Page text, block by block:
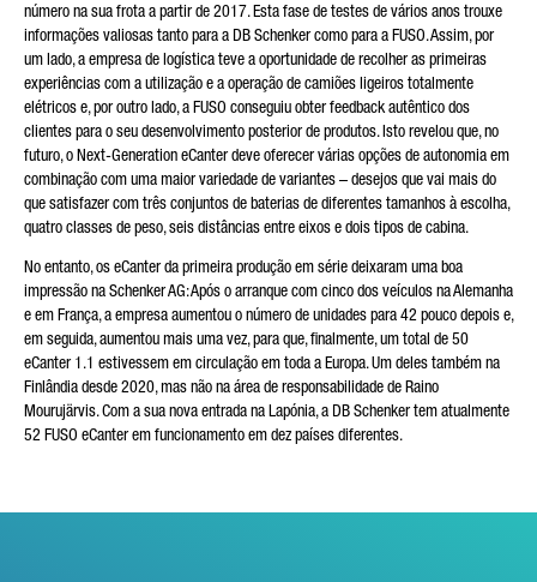
número na sua frota a partir de 2017. Esta fase de testes de vários anos trouxe
informações valiosas tanto para a DB Schenker como para a FUSO. Assim, por
um lado, a empresa de logística teve a oportunidade de recolher as primeiras
experiências com a utilização e a operação de camiões ligeiros totalmente
elétricos e, por outro lado, a FUSO conseguiu obter feedback autêntico dos
clientes para o seu desenvolvimento posterior de produtos. Isto revelou que, no
futuro, o Next-Generation eCanter deve oferecer várias opções de autonomia em
combinação com uma maior variedade de variantes – desejos que vai mais do
que satisfazer com três conjuntos de baterias de diferentes tamanhos à escolha,
quatro classes de peso, seis distâncias entre eixos e dois tipos de cabina.
No entanto, os eCanter da primeira produção em série deixaram uma boa
impressão na Schenker AG: Após o arranque com cinco dos veículos na Alemanha
e em França, a empresa aumentou o número de unidades para 42 pouco depois e,
em seguida, aumentou mais uma vez, para que, finalmente, um total de 50
eCanter 1.1 estivessem em circulação em toda a Europa. Um deles também na
Finlândia desde 2020, mas não na área de responsabilidade de Raino
Mourujärvis. Com a sua nova entrada na Lapónia, a DB Schenker tem atualmente
52 FUSO eCanter em funcionamento em dez países diferentes.